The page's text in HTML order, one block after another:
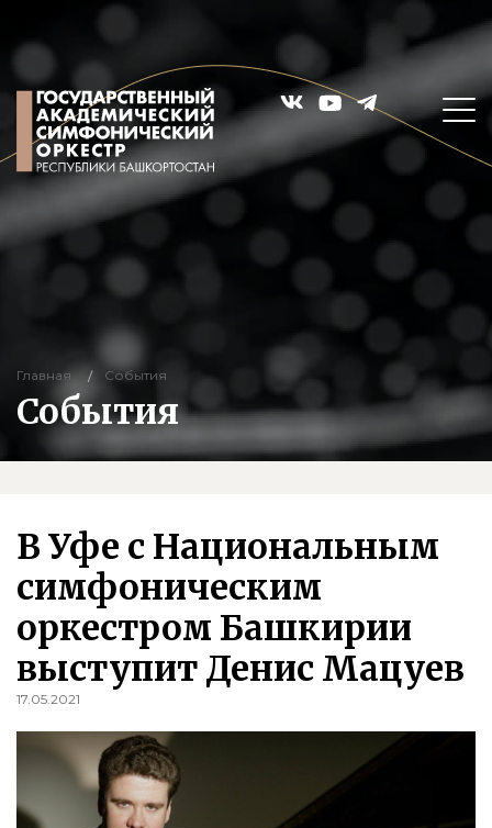
Главная События
События
В Уфе с Национальным
симфоническим
оркестром Башкирии
выступит Денис Мацуев
17.05.2021